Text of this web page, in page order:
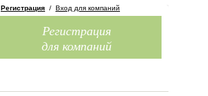
Регистрация / Вход для компаний
Регистрация
для компаний